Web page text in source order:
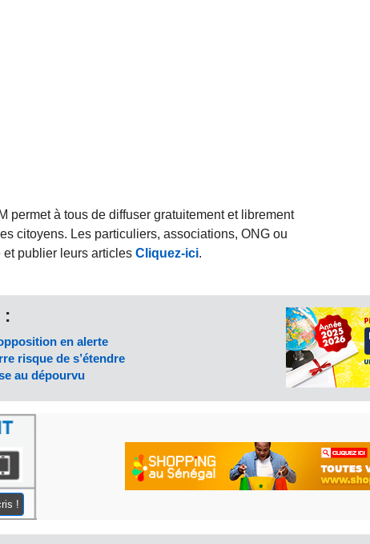
permet à tous de diffuser gratuitement et librement
citoyens. Les particuliers, associations, ONG ou
publier leurs articles Cliquez-ici.
:
en alerte
risque de s’étendre
au dépourvu
!